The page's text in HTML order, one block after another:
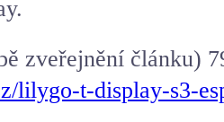
zveřejnění článku)
lilygo-t-display-s3-